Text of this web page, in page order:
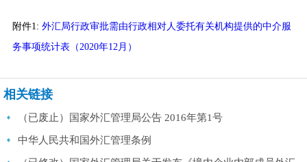
附件1: 外汇局行政审批需由行政相对人委托有关机构提供的中介服
务事项统计表（2020年12月）
相关链接
（已废止）国家外汇管理局公告 2016年第1号
中华人民共和国外汇管理条例